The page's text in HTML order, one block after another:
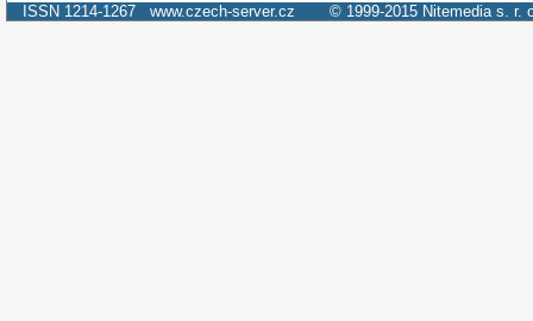
ISSN 1214-1267 www.czech-server.cz © 1999-2015 Nitemedia s. r.